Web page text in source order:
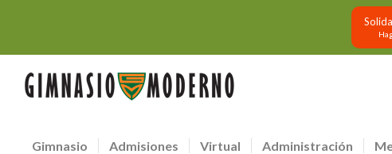
Gimnasio Admisiones Virtual Administración